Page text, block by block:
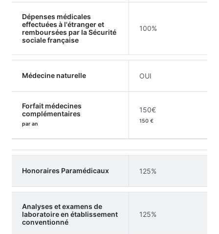
Dépenses médicales
effectuées à l'étranger et
remboursées par la Sécurité
sociale française
100%
Médecine naturelle OUI
Forfait médecines
complémentaires
par an
150€
150 €
Honoraires Paramédicaux 125%
Analyses et examens de
laboratoire en établissement
conventionné
125%